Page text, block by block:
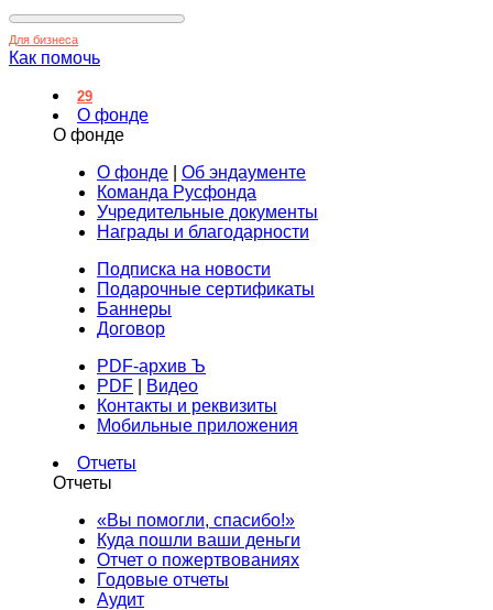
Для бизнеса
Как помочь
29
О фонде
О фонде
О фонде
Об эндаументе
Команда Русфонда
Учредительные документы
Награды и благодарности
Подписка на новости
Подарочные сертификаты
Баннеры
Договор
PDF-архив Ъ
PDF
Видео
Контакты и реквизиты
Мобильные приложения
Отчеты
Отчеты
«Вы помогли, спасибо!»
Куда пошли ваши деньги
Отчет о пожертвованиях
Годовые отчеты
Аудит